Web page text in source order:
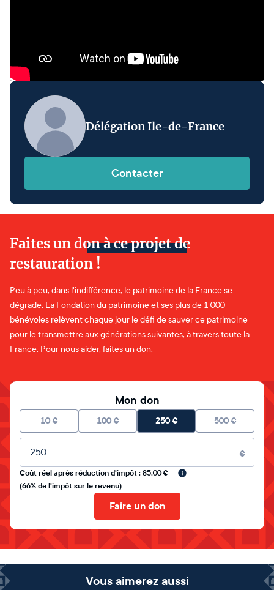
Délégation Ile-de-France
Contacter
Faites un don à ce projet de
restauration !
Peu à peu, dans l'indifférence, le patrimoine de la France se
dégrade. La Fondation du patrimoine et ses plus de 1 000
bénévoles relèvent chaque jour le défi de sauver ce patrimoine
pour le transmettre aux générations suivantes, à travers toute la
France. Pour nous aider, faites un don.
Mon don
10 € 100 € 250€ 500 €
Montant libre
€
Coût réel après réduction d'impôt : 85.00 €
(66% de l'impôt sur le revenu)
Faire un don
Vous aimerez aussi